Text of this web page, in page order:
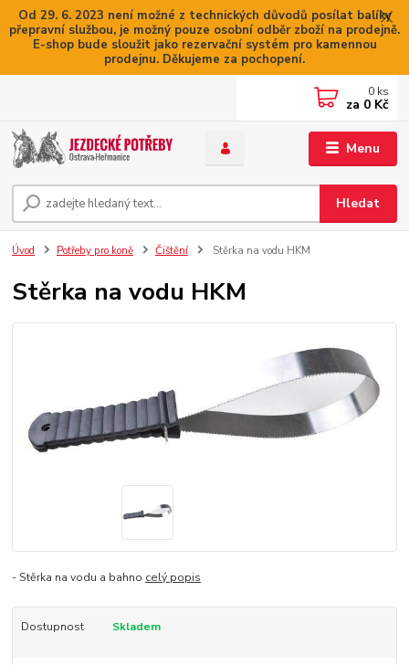
Od 29. 6. 2023 není možné z technických důvodů posílat balíky
přepravní službou, je možný pouze osobní odběr zboží na prodejně.
E-shop bude sloužit jako rezervační systém pro kamennou
prodejnu. Děkujeme za pochopení.
Menu
Hledat
0 ks
za 0 Kč
Úvod Potřeby pro koně Čištění Stěrka na vodu HKM
Stěrka na vodu HKM
- Stěrka na vodu a bahno celý popis
Dostupnost Skladem